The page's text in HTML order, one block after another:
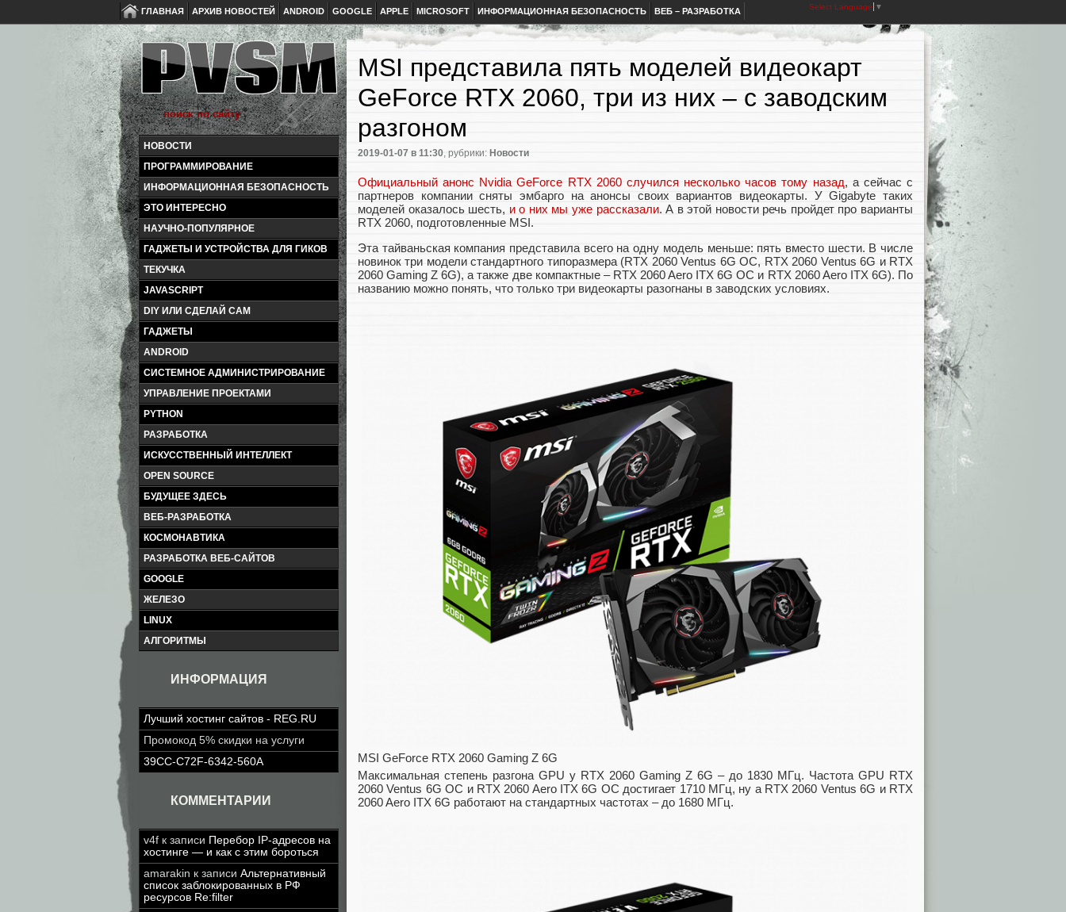
ГЛАВНАЯ АРХИВ НОВОСТЕЙ ANDROID GOOGLE APPLE MICROSOFT ИНФОРМАЦИОННАЯ БЕЗОПАСНОСТЬ ВЕБ – РАЗРАБОТКА Select Language ▼
НОВОСТИ
ПРОГРАММИРОВАНИЕ
ИНФОРМАЦИОННАЯ БЕЗОПАСНОСТЬ
ЭТО ИНТЕРЕСНО
НАУЧНО-ПОПУЛЯРНОЕ
ГАДЖЕТЫ И УСТРОЙСТВА ДЛЯ ГИКОВ
ТЕКУЧКА
JAVASCRIPT
DIY ИЛИ СДЕЛАЙ САМ
ГАДЖЕТЫ
ANDROID
СИСТЕМНОЕ АДМИНИСТРИРОВАНИЕ
УПРАВЛЕНИЕ ПРОЕКТАМИ
PYTHON
РАЗРАБОТКА
ИСКУССТВЕННЫЙ ИНТЕЛЛЕКТ
OPEN SOURCE
БУДУЩЕЕ ЗДЕСЬ
ВЕБ-РАЗРАБОТКА
КОСМОНАВТИКА
РАЗРАБОТКА ВЕБ-САЙТОВ
GOOGLE
ЖЕЛЕЗО
LINUX
АЛГОРИТМЫ
ИНФОРМАЦИЯ
Лучший хостинг сайтов - REG.RU
Промокод 5% скидки на услуги
39CC-C72F-6342-560A
КОММЕНТАРИИ
v4f к записи Перебор IP-адресов на
хостинге — и как с этим бороться
amarakin к записи Альтернативный
список заблокированных в РФ
ресурсов Re:filter
MSI представила пять моделей видеокарт
GeForce RTX 2060, три из них – с заводским
разгоном
2019-01-07 в 11:30, рубрики: Новости
Официальный анонс Nvidia GeForce RTX 2060 случился несколько часов тому назад, а сейчас с
партнеров компании сняты эмбарго на анонсы своих вариантов видеокарты. У Gigabyte таких
моделей оказалось шесть, и о них мы уже рассказали. А в этой новости речь пройдет про варианты
RTX 2060, подготовленные MSI.
Эта тайваньская компания представила всего на одну модель меньше: пять вместо шести. В числе
новинок три модели стандартного типоразмера (RTX 2060 Ventus 6G OC, RTX 2060 Ventus 6G и RTX
2060 Gaming Z 6G), а также две компактные – RTX 2060 Aero ITX 6G OC и RTX 2060 Aero ITX 6G). По
названию можно понять, что только три видеокарты разогнаны в заводских условиях.
MSI GeForce RTX 2060 Gaming Z 6G
Максимальная степень разгона GPU у RTX 2060 Gaming Z 6G – до 1830 МГц. Частота GPU RTX
2060 Ventus 6G OC и RTX 2060 Aero ITX 6G OC достигает 1710 МГц, ну а RTX 2060 Ventus 6G и RTX
2060 Aero ITX 6G работают на стандартных частотах – до 1680 МГц.